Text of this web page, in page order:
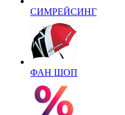
СИМРЕЙСИНГ
ФАН ШОП